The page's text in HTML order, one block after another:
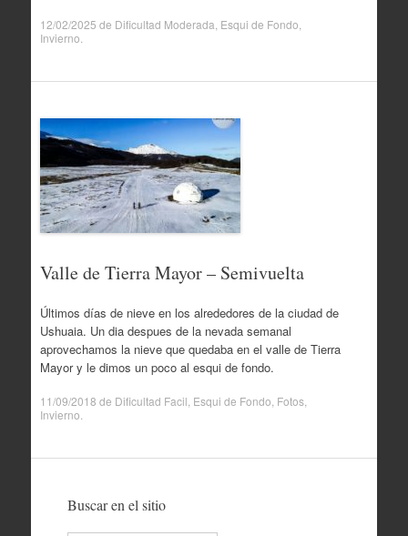
12/02/2025 de Dificultad Moderada Esqui de Fondo
Invierno
Valle de Tierra Mayor – Semivuelta
Últimos días de nieve en los alrededores de la ciudad de
Ushuaia. Un dia despues de la nevada semanal
aprovechamos la nieve que quedaba en el valle de Tierra
Mayor y le dimos un poco al esqui de fondo.
11/09/2018 de Dificultad Facil Esqui de Fondo Fotos,
Invierno
Buscar en el sitio